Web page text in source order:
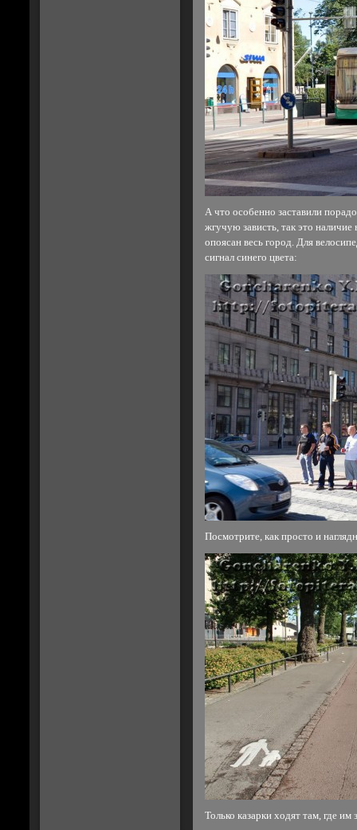
А что особенно заставили
жгучую зависть, так это
опоясан весь город. Для
сигнал синего цвета:
Посмотрите, как просто и
Только казарки ходят там, где им